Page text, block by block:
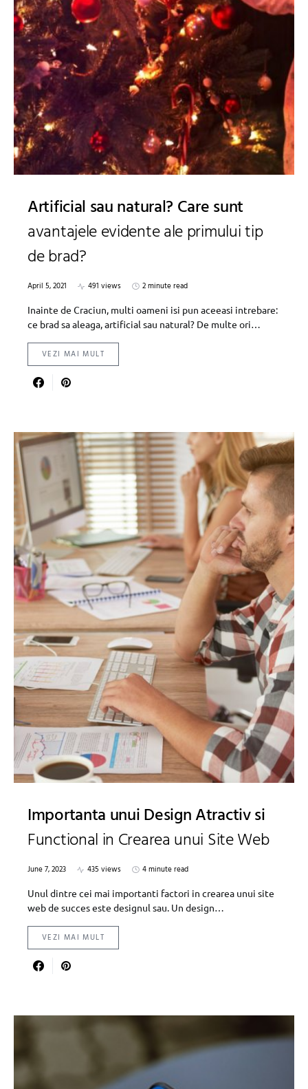
Artificial sau natural? Care sunt
avantajele evidente ale primului tip
de brad?
April 5, 2021 491 views
2 minute read
Inainte de Craciun, multi oameni isi pun aceeasi intrebare:
ce brad sa aleaga, artificial sau natural? De multe ori…
VEZI MAI MULT
Importanta unui Design Atractiv si
Functional in Crearea unui Site Web
June 7, 2023 435 views
4 minute read
Unul dintre cei mai importanti factori in crearea unui site
web de succes este designul sau. Un design…
VEZI MAI MULT